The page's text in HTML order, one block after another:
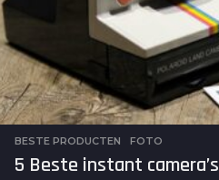
BESTE PRODUCTEN ,FOTO
5 Beste instant camera’s